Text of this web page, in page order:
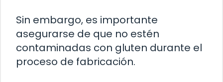
Sin embargo, es importante
asegurarse de que no estén
contaminadas con gluten durante el
proceso de fabricación.